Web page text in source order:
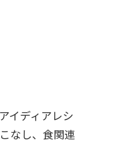
イディアレシ
なし、食関連